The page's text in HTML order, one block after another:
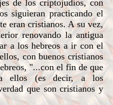
de los criptojudíos, con
siguieran practicando el
eran cristianos. A su vez,
renovando la antigua
a los hebreos a ir con el
con buenos cristianos
"...con el fin de que
ellos (es decir, a los
que son cristianos y